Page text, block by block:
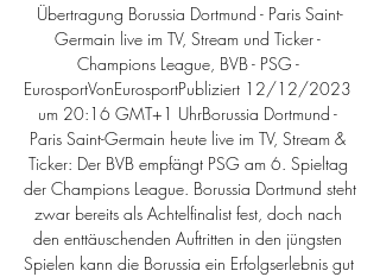
Übertragung Borussia Dortmund - Paris Saint-
Germain live im TV, Stream und Ticker -
Champions League, BVB - PSG -
EurosportVonEurosportPubliziert 12/12/2023
um 20:16 GMT+1 UhrBorussia Dortmund -
Paris Saint-Germain heute live im TV, Stream &
Ticker: Der BVB empfängt PSG am 6. Spieltag
der Champions League. Borussia Dortmund steht
zwar bereits als Achtelfinalist fest, doch nach
den enttäuschenden Auftritten in den jüngsten
Spielen kann die Borussia ein Erfolgserlebnis gut